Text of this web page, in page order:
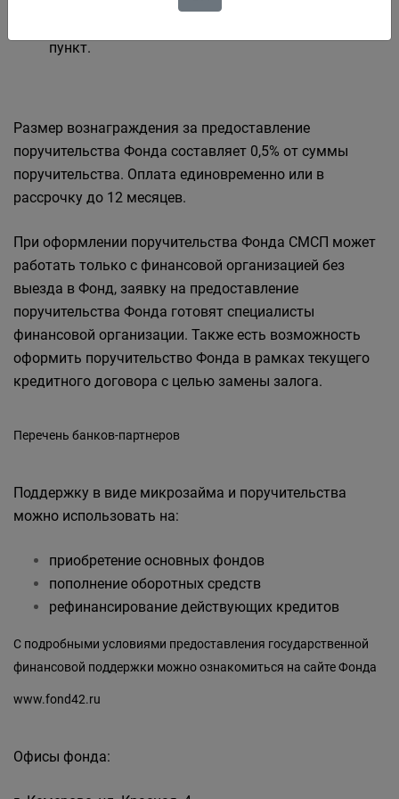
пункт.
Размер вознаграждения за предоставление
поручительства Фонда составляет 0,5% от суммы
поручительства. Оплата единовременно или в
рассрочку до 12 месяцев.
При оформлении поручительства Фонда СМСП может
работать только с финансовой организацией без
выезда в Фонд, заявку на предоставление
поручительства Фонда готовят специалисты
финансовой организации. Также есть возможность
оформить поручительство Фонда в рамках текущего
кредитного договора с целью замены залога.
Перечень банков-партнеров
Поддержку в виде микрозайма и поручительства
можно использовать на:
приобретение основных фондов
пополнение оборотных средств
рефинансирование действующих кредитов
С подробными условиями предоставления государственной
финансовой поддержки можно ознакомиться на сайте Фонда
www.fond42.ru
Офисы фонда: